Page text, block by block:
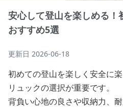
安心して登山を楽しめる！
おすすめ5選
更新日 2026-06-18
初めての登山を楽しく安全に
リュックの選択が重要です。
背負い心地の良さや収納力、